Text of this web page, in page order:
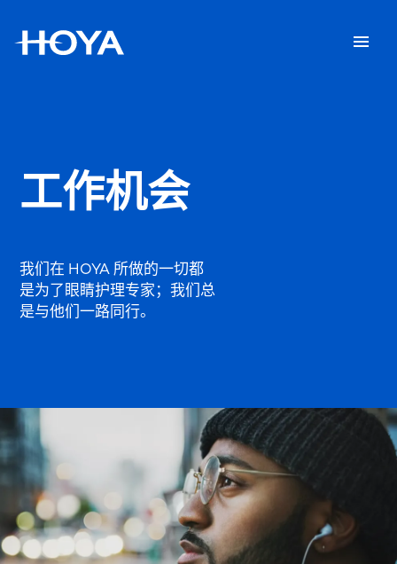
我们在 HOYA 所做的一切都
是为了眼睛护理专家；我们总
是与他们一路同行。
工作机会